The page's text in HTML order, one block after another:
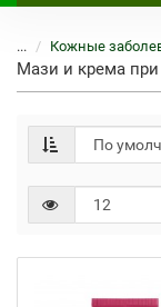
... Кожные
Мази и крема при